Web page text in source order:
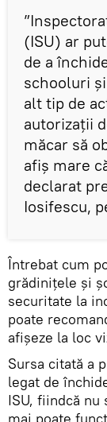
(ISU) ar
de a
schooluri
alt tip de
autorizații
măcar să
afiș mare
declarat
Iosifescu,
Întrebat cum
grădinițele și
securitate la
poate
afișeze la loc
Sursa citată a
legat de
ISU, fiindcă nu